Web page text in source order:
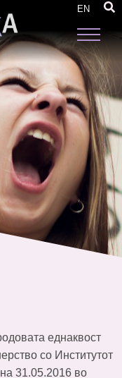
EN
во ЕУ„
еднаквост
со Институтот
31.05.2016 во